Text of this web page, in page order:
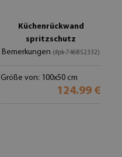
Küchenrückwand
spritzschutz
Bemerkungen (#pk-746852332)
Größe von: 100x50 cm
124.99 €